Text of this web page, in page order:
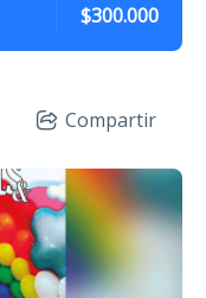
$300.000
Compartir